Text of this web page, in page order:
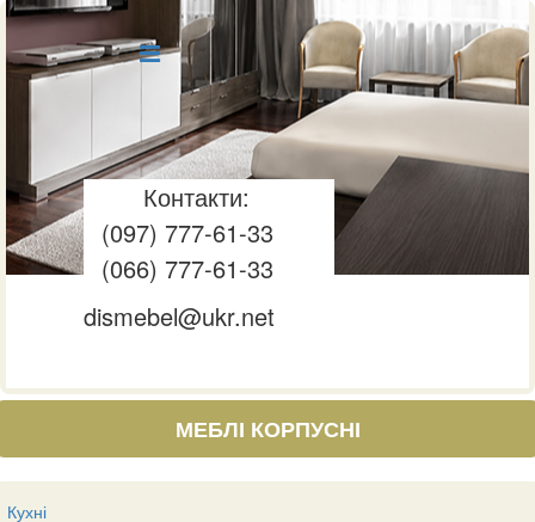
Контакти:
(097) 777-61-33
(066) 777-61-33
dismebel@ukr.net
МЕБЛІ КОРПУСНІ
Кухні